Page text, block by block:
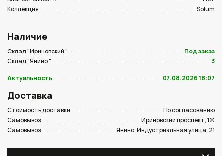
Коллекция
Solum
Наличие
Склад "Ириновский "
Под заказ
Склад "Янино "
3
Актуальность
07.08.2026 18:07
Доставка
Стоимость доставки
По согласованию
Самовывоз
Ириновский проспект, 1Ж
Самовывоз
Янино, Индустриальная улица, 21